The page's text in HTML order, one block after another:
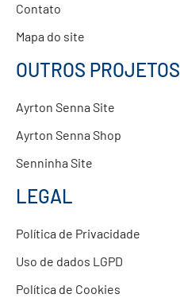
Contato
Mapa do site
OUTROS PROJETOS
Ayrton Senna Site
Ayrton Senna Shop
Senninha Site
LEGAL
Política de Privacidade
Uso de dados LGPD
Política de Cookies